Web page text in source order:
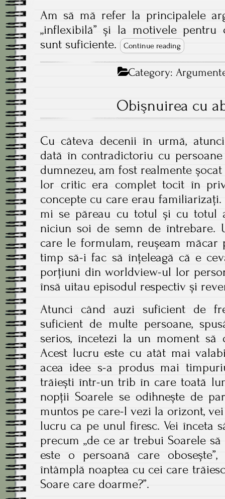
Am să mă refer la principalele
„inflexibilă” și la motivele pentru
sunt suficiente.
Continue reading
Category:
Obişnuirea cu
Cu câteva decenii în urmă,
dată în contradictoriu cu
dumnezeu, am fost realmente
lor critic era complet tocit în
concepte cu care erau
mi se păreau cu totul și cu totul
niciun soi de semn de întrebare.
care le formulam, reușeam
timp să-i fac să înțeleagă că e
porțiuni din worldview-ul lor
însă uitau episodul respectiv și
Atunci când auzi suficient de
suficient de multe persoane,
serios, încetezi la un moment să
Acest lucru este cu atât mai
acea idee s-a produs mai
trăiești într-un trib în care toată
nopții Soarele se odihnește de
muntos pe care-l vezi la orizont,
lucru ca pe unul firesc. Vei înceta
precum „de ce ar trebui Soarele
este o persoană care
întâmplă noaptea cu cei care
Soare care doarme?”.